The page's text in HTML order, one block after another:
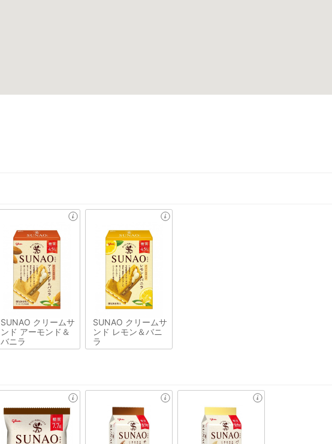
SUNAO クリームサ
ンド アーモンド＆
バニラ
SUNAO クリームサ
ンド レモン＆バニ
ラ